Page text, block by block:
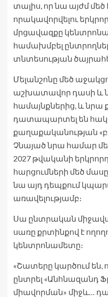
տալիս, որ նա այժմ մեծ
որակավորվելու
մրցավազքը
համախմբել
տնտեսության
Մելանշոնը մեծ
աշխատավոր դասի և
համայնքներից, և
դատապարտել են
քաղաքականության
Չնայած նրա համար
2027 թվականի
հարցումների մեծ
նա այդ դեպքում
առավելությամբ։
Սա ընտրական
սառը քրտինքով է
կենտրոնամետը։
«Շատերը կարծում են,
ընտրել «Անհնազանդ
միավորման» միջև… դա